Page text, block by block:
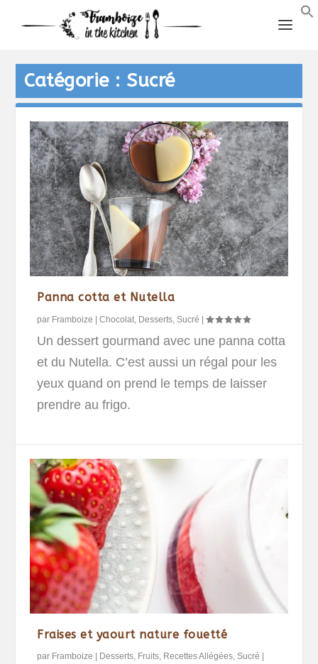
Catégorie : Sucré
Panna cotta et Nutella
par Framboize |Chocolat Desserts ,Sucré |
Un dessert gourmand avec une panna cotta
et du Nutella. C’est aussi un régal pour les
yeux quand on prend le temps de laisser
prendre au frigo.
Fraises et yaourt nature fouetté
par Framboize | Desserts Fruits Recettes Allégées ,Sucré |